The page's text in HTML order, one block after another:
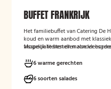
BUFFET FRANKRIJK
Het familiebuffet van Catering De
koud en warm aanbod met
visspecialiteiten en malse
zoals crème brûlée met vanille-ijs.
Mogelijk te bestellen zonder
6 warme gerechten
6 soorten salades